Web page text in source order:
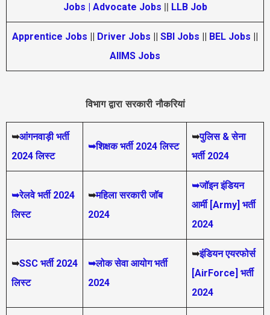
Jobs | Advocate Jobs || LLB Job
Apprentice Jobs || Driver Jobs || SBI Jobs || BEL Jobs ||
AIIMS Jobs
विभाग द्वारा सरकारी नौकरियां
➥आंगनवाड़ी भर्ती
2024 लिस्ट
➥शिक्षक भर्ती 2024 लिस्ट
➥पुलिस & सेना
भर्ती 2024
➥रेलवे भर्ती 2024
लिस्ट
➥महिला सरकारी जॉब
2024
➥जॉइन इंडियन
आर्मी [Army] भर्ती
2024
➥SSC भर्ती 2024
लिस्ट
➥लोक सेवा आयोग भर्ती
2024
➥इंडियन एयरफोर्स
[AirForce] भर्ती
2024